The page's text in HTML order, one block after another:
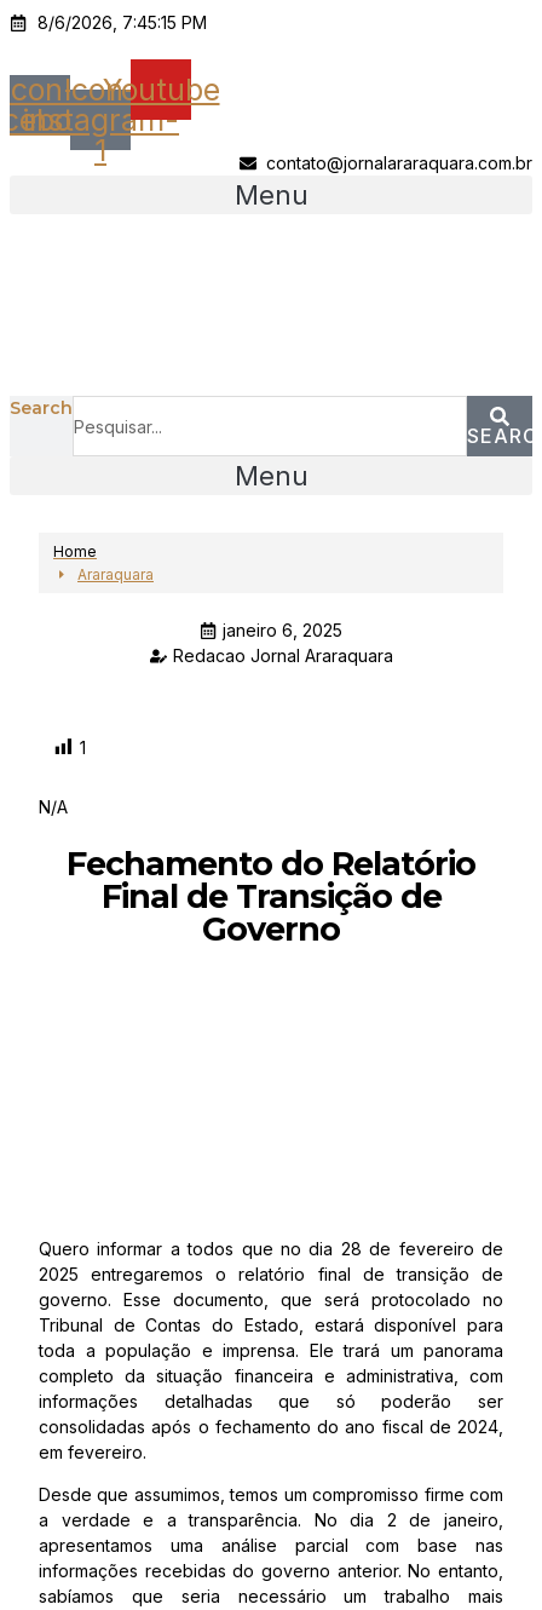
Ir
o
conteúdo
8/6/2026, 7:45:15 PM
Icon-Icon-
instagram-
1
Youtube
contato@jornalararaquara.com.br
Menu
Search
Menu
Home
Araraquara
janeiro 6, 2025
Redacao Jornal Araraquara
1
N/A
Fechamento do Relatório
Final de Transição de
Governo
Quero informar a todos que no dia 28 de fevereiro de
2025 entregaremos o relatório final de transição de
governo. Esse documento, que será protocolado no
Tribunal de Contas do Estado, estará disponível para
toda a população e imprensa. Ele trará um panorama
completo da situação financeira e administrativa, com
informações detalhadas que só poderão ser
consolidadas após o fechamento do ano fiscal de 2024,
em fevereiro.
Desde que assumimos, temos um compromisso firme com
a verdade e a transparência. No dia 2 de janeiro,
apresentamos uma análise parcial com base nas
informações recebidas do governo anterior. No entanto,
sabíamos que seria necessário um trabalho mais